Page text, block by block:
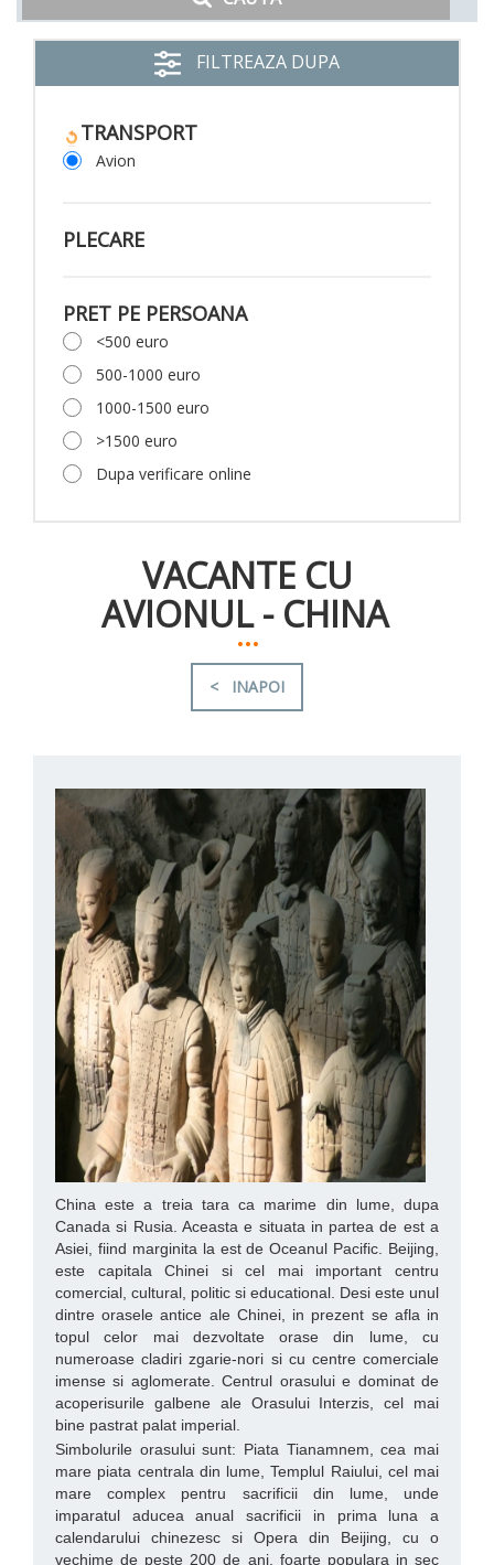
FILTREAZA DUPA
TRANSPORT
Avion
PLECARE
PRET PE PERSOANA
<500 euro
500-1000 euro
1000-1500 euro
>1500 euro
Dupa verificare online
VACANTE CU
AVIONUL - CHINA
...
< INAPOI
China este a treia tara ca marime din lume, dupa
Canada si Rusia. Aceasta e situata in partea de est a
Asiei, fiind marginita la est de Oceanul Pacific. Beijing,
este capitala Chinei si cel mai important centru
comercial, cultural, politic si educational. Desi este unul
dintre orasele antice ale Chinei, in prezent se afla in
topul celor mai dezvoltate orase din lume, cu
numeroase cladiri zgarie-nori si cu centre comerciale
imense si aglomerate. Centrul orasului e dominat de
acoperisurile galbene ale Orasului Interzis, cel mai
bine pastrat palat imperial.
Simbolurile orasului sunt: Piata Tianamnem, cea mai
mare piata centrala din lume, Templul Raiului, cel mai
mare complex pentru sacrificii din lume, unde
imparatul aducea anual sacrificii in prima luna a
calendarului chinezesc si Opera din Beijing, cu o
vechime de peste 200 de ani, foarte populara in sec